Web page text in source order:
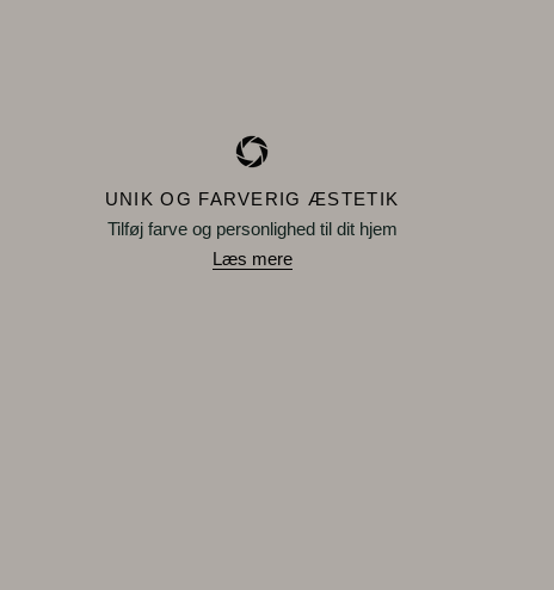
UNIK OG FARVERIG ÆSTETIK
Tilføj farve og personlighed til dit hjem
Læs mere